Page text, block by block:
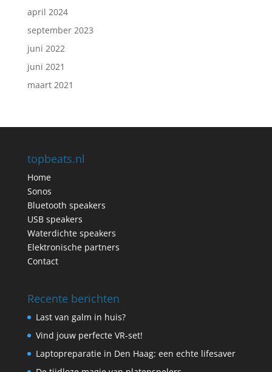
april 2024
september 2023
juni 2022
juni 2021
maart 2021
topbeats.nl
Home
Sonos
Bluetooth speakers
USB speakers
Waterdichte speakers
Elektronische partners
Contact
Recente berichten
Last van galm in huis?
Vind jouw perfecte VR-set!
Laptopreparatie in Den Haag: een echte lifesaver